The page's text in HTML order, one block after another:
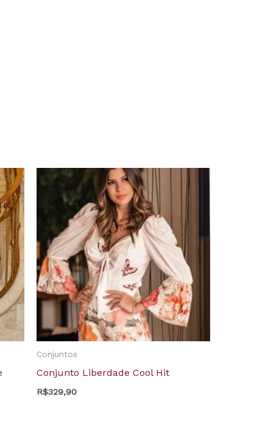
Conjuntos
Conjunto Liberdade Cool Hit
R$329,90